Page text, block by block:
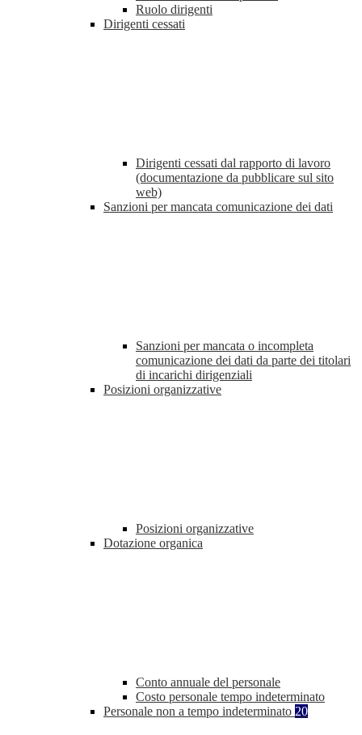
Ruolo dirigenti
Dirigenti cessati
Dirigenti cessati dal rapporto di lavoro
(documentazione da pubblicare sul sito
web)
Sanzioni per mancata comunicazione dei dati
Sanzioni per mancata o incompleta
comunicazione dei dati da parte dei titolari
di incarichi dirigenziali
Posizioni organizzative
Posizioni organizzative
Dotazione organica
Conto annuale del personale
Costo personale tempo indeterminato
Personale non a tempo indeterminato 20